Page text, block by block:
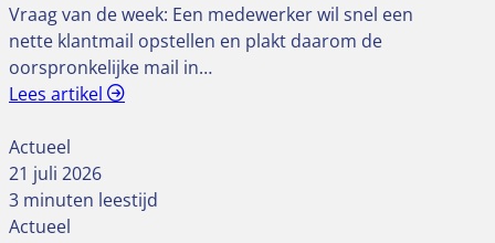
Vraag van de week: Een medewerker wil snel een
nette klantmail opstellen en plakt daarom de
oorspronkelijke mail in…
Lees artikel
Actueel
21 juli 2026
3 minuten leestijd
Actueel